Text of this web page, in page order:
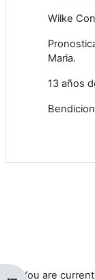
Wilke
Maria.
13 años
You are